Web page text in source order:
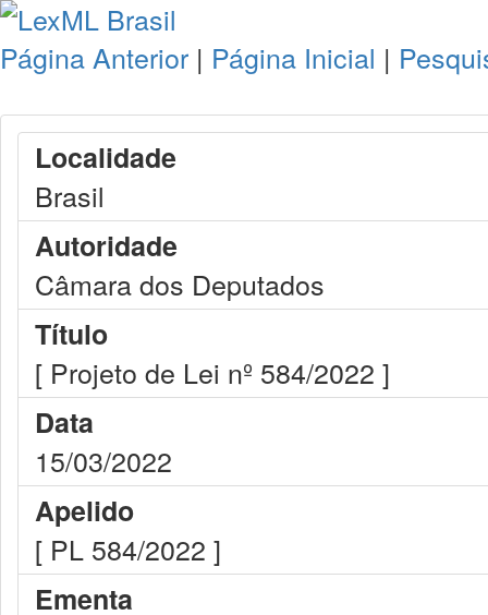
Página Anterior | Página Inicial |
Localidade
Brasil
Autoridade
Câmara dos Deputados
Título
[ Projeto de Lei nº 584/2022 ]
Data
15/03/2022
Apelido
[ PL 584/2022 ]
Ementa